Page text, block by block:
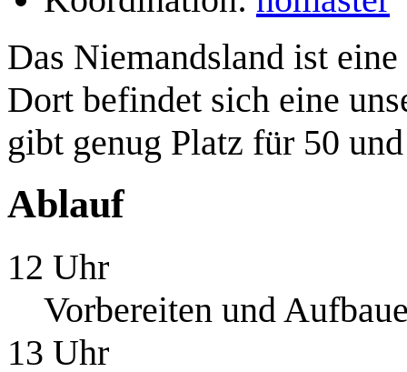
Das Niemandsland ist
Dort befindet sich eine
gibt genug Platz für 50
Ablauf
12 Uhr
Vorbereiten und
13 Uhr